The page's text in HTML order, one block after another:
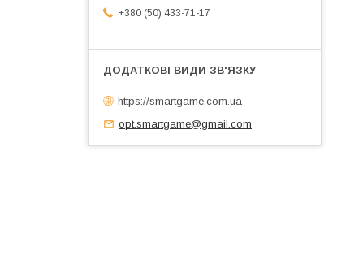
+380 (50) 433-71-17
https://smartgame.com.ua
opt.smartgame@gmail.com